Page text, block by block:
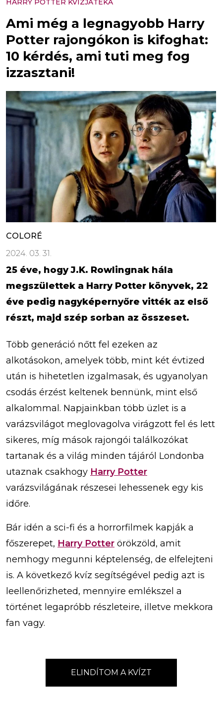
HARRY POTTER KVÍZJÁTÉKA
Ami még a legnagyobb Harry
Potter rajongókon is kifoghat:
10 kérdés, ami tuti meg fog
izzasztani!
COLORÉ
2024. 03. 31.
25 éve, hogy J.K. Rowlingnak hála
megszülettek a Harry Potter könyvek, 22
éve pedig nagyképernyőre vitték az első
részt, majd szép sorban az összeset.
Több generáció nőtt fel ezeken az
alkotásokon, amelyek több, mint két évtized
után is hihetetlen izgalmasak, és ugyanolyan
csodás érzést keltenek bennünk, mint első
alkalommal. Napjainkban több üzlet is a
varázsvilágot meglovagolva virágzott fel és lett
sikeres, míg mások rajongói találkozókat
tartanak és a világ minden tájáról Londonba
utaznak csakhogy Harry Potter
varázsvilágának részesei lehessenek egy kis
időre.
Bár idén a sci-fi és a horrorfilmek kapják a
főszerepet, Harry Potter örökzöld, amit
nemhogy megunni képtelenség, de elfelejteni
is. A következő kvíz segítségével pedig azt is
leellenőrizheted, mennyire emlékszel a
történet legapróbb részleteire, illetve mekkora
fan vagy.
ELINDÍTOM A KVÍZT